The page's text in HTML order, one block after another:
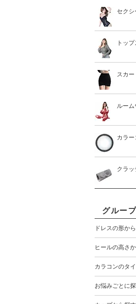
セクシ
トッ
スカー
ルー
カラー
クラ
グルー
ドレスの形か
ヒールの高さ
カラコンのタ
お悩みごとに